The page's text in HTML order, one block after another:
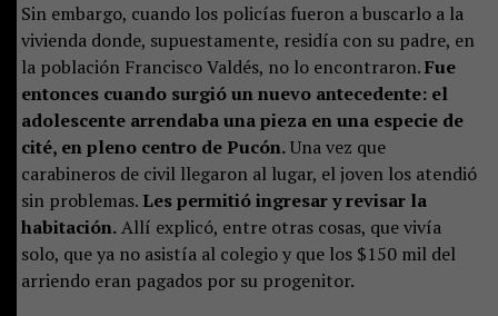
Sin embargo, cuando los policías fueron a buscarlo a la
vivienda donde, supuestamente, residía con su padre, en
la población Francisco Valdés, no lo encontraron.Fue
entonces cuando surgió un nuevo antecedente: el
adolescente arrendaba una pieza en una especie de
cité, en pleno centro de Pucón.Una vez que
carabineros de civil llegaron al lugar, el joven los atendió
sin problemas. Les permitió ingresar y revisar la
habitación.Allí explicó, entre otras cosas, que vivía
solo, que ya no asistía al colegio y que los $150 mil del
arriendo eran pagados por su progenitor.